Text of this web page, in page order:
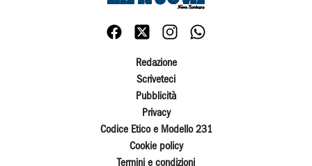
Redazione
Scriveteci
Pubblicità
Privacy
Codice Etico e Modello 231
Cookie policy
Termini e condizioni